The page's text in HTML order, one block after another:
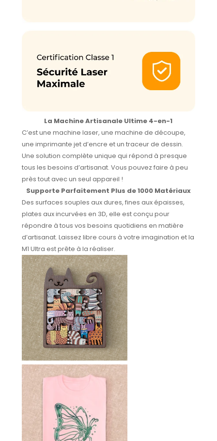
La Machine Artisanale Ultime 4-en-1
C’est une machine laser, une machine de découpe,
une imprimante jet d’encre et un traceur de dessin.
Une solution complète unique qui répond à presque
tous les besoins d’artisanat. Vous pouvez faire à peu
près tout avec un seul appareil !
Supporte Parfaitement Plus de 1000 Matériaux
Des surfaces souples aux dures, fines aux épaisses,
plates aux incurvées en 3D, elle est conçu pour
répondre à tous vos besoins quotidiens en matière
d’artisanat. Laissez libre cours à votre imagination et la
M1 Ultra est prête à la réaliser.